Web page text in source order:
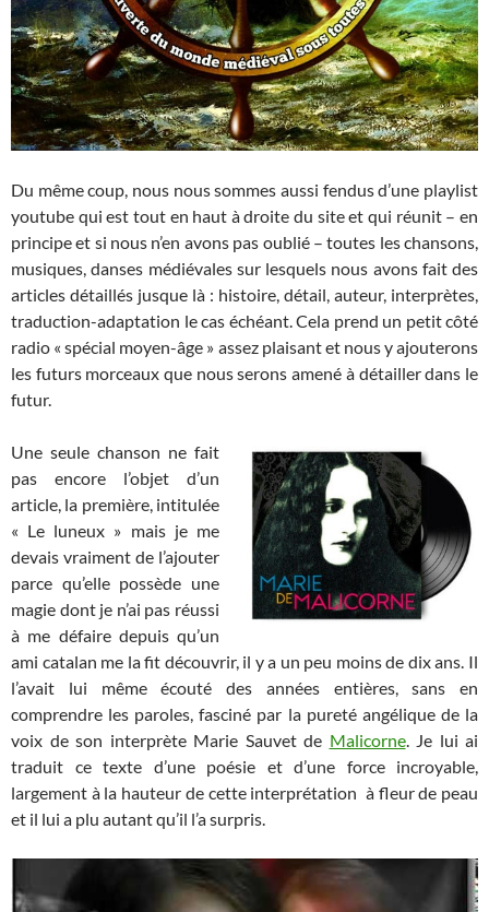
Du même coup, nous nous sommes aussi fendus d’une playlist
youtube qui est tout en haut à droite du site et qui réunit – en
principe et si nous n’en avons pas oublié – toutes les chansons,
musiques, danses médiévales sur lesquels nous avons fait des
articles détaillés jusque là : histoire, détail, auteur, interprètes,
traduction-adaptation le cas échéant. Cela prend un petit côté
radio « spécial moyen-âge » assez plaisant et nous y ajouterons
les futurs morceaux que nous serons amené à détailler dans le
futur.
Une seule chanson ne fait
pas encore l’objet d’un
article, la première, intitulée
« Le luneux » mais je me
devais vraiment de l’ajouter
parce qu’elle possède une
magie dont je n’ai pas réussi
à me défaire depuis qu’un
ami catalan me la fit découvrir, il y a un peu moins de dix ans. Il
l’avait lui même écouté des années entières, sans en
comprendre les paroles, fasciné par la pureté angélique de la
voix de son interprète Marie Sauvet de Malicorne. Je lui ai
traduit ce texte d’une poésie et d’une force incroyable,
largement à la hauteur de cette interprétation à fleur de peau
et il lui a plu autant qu’il l’a surpris.